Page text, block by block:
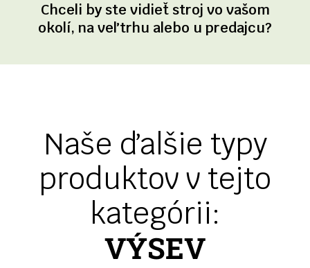
Chceli by ste vidieť stroj vo vašom
okolí, na veľtrhu alebo u predajcu?
Naše ďalšie typy
produktov v tejto
kategórii:
VÝSEV